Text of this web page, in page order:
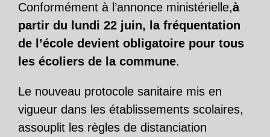
Conformément à l’annonce ministérielle,à
partir du lundi 22 juin, la fréquentation
de l’école devient obligatoire pour tous
les écoliers de la commune.
Le nouveau protocole sanitaire mis en
vigueur dans les établissements scolaires,
assouplit les règles de distanciation